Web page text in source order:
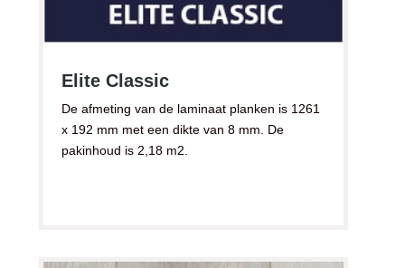
Elite Classic
De afmeting van de laminaat planken is 1261
x 192 mm met een dikte van 8 mm. De
pakinhoud is 2,18 m2.